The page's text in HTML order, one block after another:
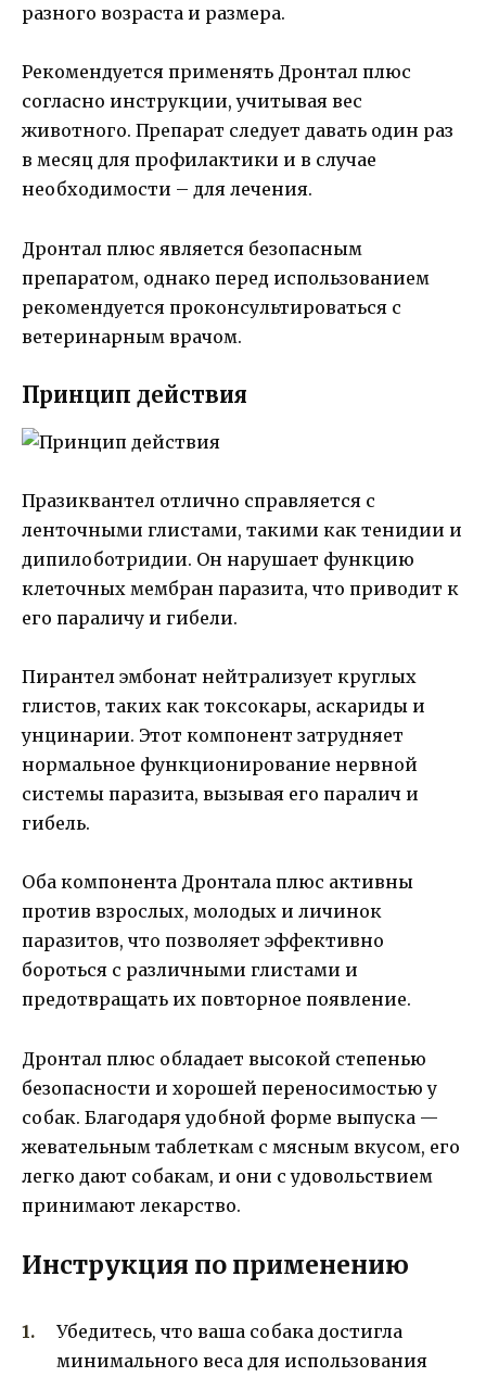
разного возраста и размера.
Рекомендуется применять Дронтал плюс
согласно инструкции, учитывая вес
животного. Препарат следует давать один раз
в месяц для профилактики и в случае
необходимости – для лечения.
Дронтал плюс является безопасным
препаратом, однако перед использованием
рекомендуется проконсультироваться с
ветеринарным врачом.
Принцип действия
Празиквантел отлично справляется с
ленточными глистами, такими как тенидии и
дипилоботридии. Он нарушает функцию
клеточных мембран паразита, что приводит к
его параличу и гибели.
Пирантел эмбонат нейтрализует круглых
глистов, таких как токсокары, аскариды и
унцинарии. Этот компонент затрудняет
нормальное функционирование нервной
системы паразита, вызывая его паралич и
гибель.
Оба компонента Дронтала плюс активны
против взрослых, молодых и личинок
паразитов, что позволяет эффективно
бороться с различными глистами и
предотвращать их повторное появление.
Дронтал плюс обладает высокой степенью
безопасности и хорошей переносимостью у
собак. Благодаря удобной форме выпуска —
жевательным таблеткам с мясным вкусом, его
легко дают собакам, и они с удовольствием
принимают лекарство.
Инструкция по применению
Убедитесь, что ваша собака достигла
минимального веса для использования